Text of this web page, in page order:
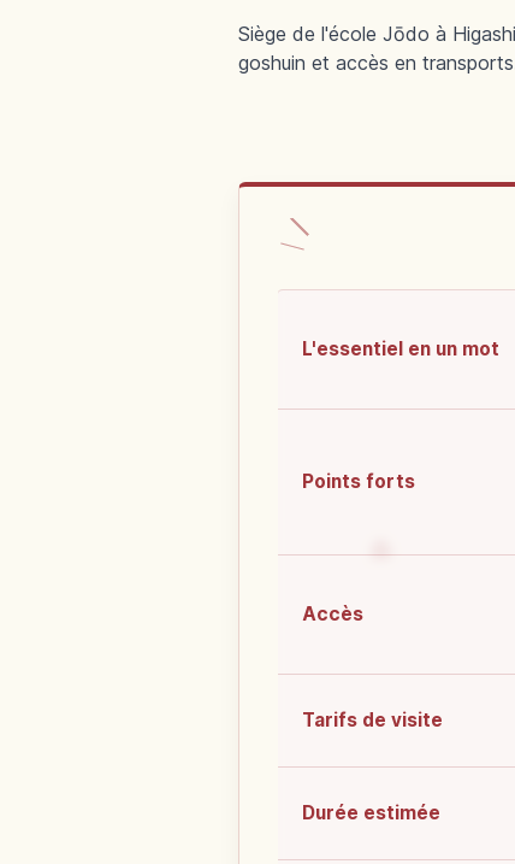
Siège de l'école Jōdo à
goshuin et accès en
L'essentiel en un mot
Points forts
Accès
Tarifs de visite
Durée estimée